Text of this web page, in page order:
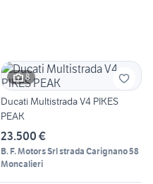
8
Ducati Multistrada V4 PIKES
PEAK
23.500 €
B. F. Motors Srl strada Carignano 58
Moncalieri